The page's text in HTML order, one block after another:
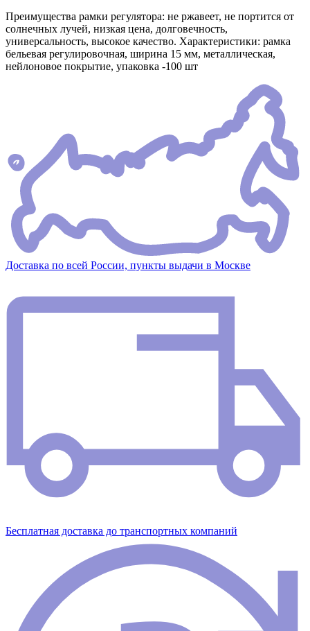
Преимущества рамки регулятора: не ржавеет, не портится от
солнечных лучей, низкая цена, долговечность,
универсальность, высокое качество. Характеристики: рамка
бельевая регулировочная, ширина 15 мм, металлическая,
нейлоновое покрытие, упаковка -100 шт
Доставка по всей России, пункты выдачи в Москве
Бесплатная доставка до транспортных компаний